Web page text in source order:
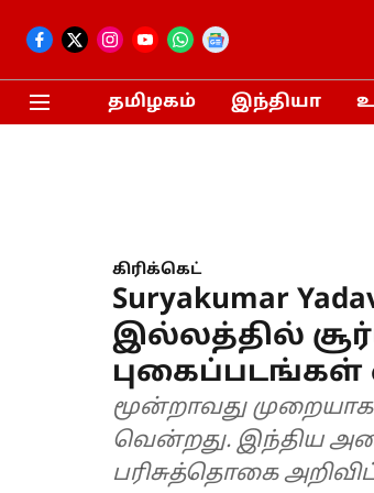
தமிழகம் இந்தியா
கிரிக்கெட்
Suryakumar
இல்லத்தில்
மூன்றாவது
வென்றது. இந்திய
பரிசுத்தொகை